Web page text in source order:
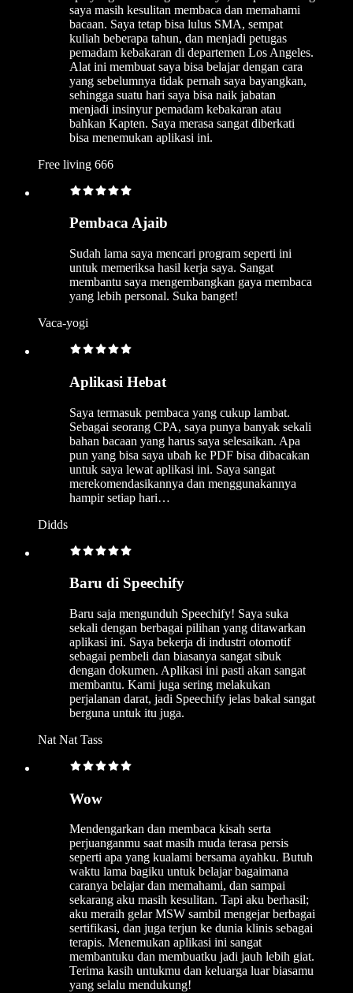
saya masih kesulitan membaca dan memahami
bacaan. Saya tetap bisa lulus SMA, sempat
kuliah beberapa tahun, dan menjadi petugas
pemadam kebakaran di departemen Los Angeles.
Alat ini membuat saya bisa belajar dengan cara
yang sebelumnya tidak pernah saya bayangkan,
sehingga suatu hari saya bisa naik jabatan
menjadi insinyur pemadam kebakaran atau
bahkan Kapten. Saya merasa sangat diberkati
bisa menemukan aplikasi ini.
Free living 666
Pembaca Ajaib
Sudah lama saya mencari program seperti ini
untuk memeriksa hasil kerja saya. Sangat
membantu saya mengembangkan gaya membaca
yang lebih personal. Suka banget!
Vaca-yogi
Aplikasi Hebat
Saya termasuk pembaca yang cukup lambat.
Sebagai seorang CPA, saya punya banyak sekali
bahan bacaan yang harus saya selesaikan. Apa
pun yang bisa saya ubah ke PDF bisa dibacakan
untuk saya lewat aplikasi ini. Saya sangat
merekomendasikannya dan menggunakannya
hampir setiap hari…
Didds
Baru di Speechify
Baru saja mengunduh Speechify! Saya suka
sekali dengan berbagai pilihan yang ditawarkan
aplikasi ini. Saya bekerja di industri otomotif
sebagai pembeli dan biasanya sangat sibuk
dengan dokumen. Aplikasi ini pasti akan sangat
membantu. Kami juga sering melakukan
perjalanan darat, jadi Speechify jelas bakal sangat
berguna untuk itu juga.
Nat Nat Tass
Wow
Mendengarkan dan membaca kisah serta
perjuanganmu saat masih muda terasa persis
seperti apa yang kualami bersama ayahku. Butuh
waktu lama bagiku untuk belajar bagaimana
caranya belajar dan memahami, dan sampai
sekarang aku masih kesulitan. Tapi aku berhasil;
aku meraih gelar MSW sambil mengejar berbagai
sertifikasi, dan juga terjun ke dunia klinis sebagai
terapis. Menemukan aplikasi ini sangat
membantuku dan membuatku jadi jauh lebih giat.
Terima kasih untukmu dan keluarga luar biasamu
yang selalu mendukung!